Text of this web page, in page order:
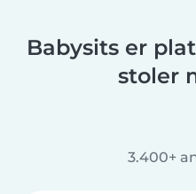
Babysits er
stoler
3.400+